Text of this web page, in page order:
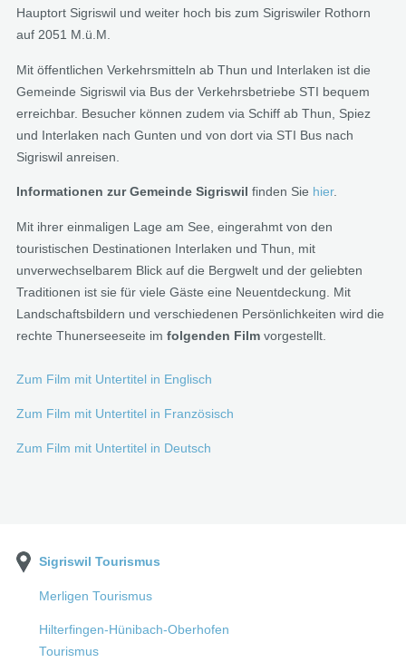
Hauptort Sigriswil und weiter hoch bis zum Sigriswiler Rothorn
auf 2051 M.ü.M.
Mit öffentlichen Verkehrsmitteln ab Thun und Interlaken ist die
Gemeinde Sigriswil via Bus der Verkehrsbetriebe STI bequem
erreichbar. Besucher können zudem via Schiff ab Thun, Spiez
und Interlaken nach Gunten und von dort via STI Bus nach
Sigriswil anreisen.
Informationen zur Gemeinde Sigriswil finden Sie hier.
Mit ihrer einmaligen Lage am See, eingerahmt von den
touristischen Destinationen Interlaken und Thun, mit
unverwechselbarem Blick auf die Bergwelt und der geliebten
Traditionen ist sie für viele Gäste eine Neuentdeckung. Mit
Landschaftsbildern und verschiedenen Persönlichkeiten wird die
rechte Thunerseeseite im folgenden Film vorgestellt.
Zum Film mit Untertitel in Englisch
Zum Film mit Untertitel in Französisch
Zum Film mit Untertitel in Deutsch
Sigriswil Tourismus
Merligen Tourismus
Hilterfingen-Hünibach-Oberhofen
Tourismus